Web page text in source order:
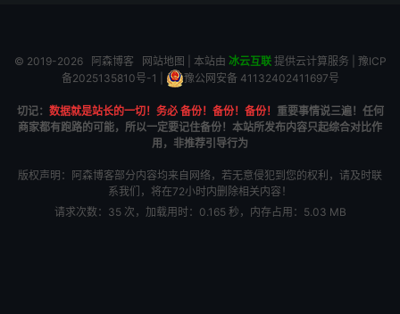
© 2019-2026 阿森博客 网站地图 | 本站由 冰云互联提供云计算服务 | 豫ICP
备2025135810号-1
豫公网安备 41132402411697号
切记： 数据就是站长的一切！务必 备份！备份！备份！ 重要事情说三遍！任何
商家都有跑路的可能，所以一定要记住备份！本站所发布内容只起综合对比作
用，非推荐引导行为
版权声明：阿森博客部分内容均来自网络，若无意侵犯到您的权利，请及时联
系我们，将在72小时内删除相关内容！
请求次数：35 次，加载用时：0.165 秒，内存占用：5.03 MB